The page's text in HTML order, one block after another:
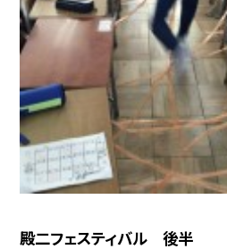
殿二フェスティバル 後半